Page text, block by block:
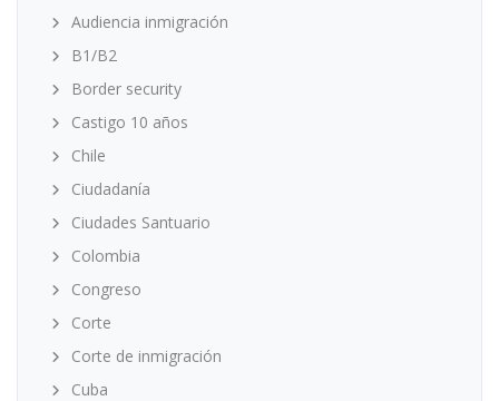
Audiencia inmigración
B1/B2
Border security
Castigo 10 años
Chile
Ciudadanía
Ciudades Santuario
Colombia
Congreso
Corte
Corte de inmigración
Cuba